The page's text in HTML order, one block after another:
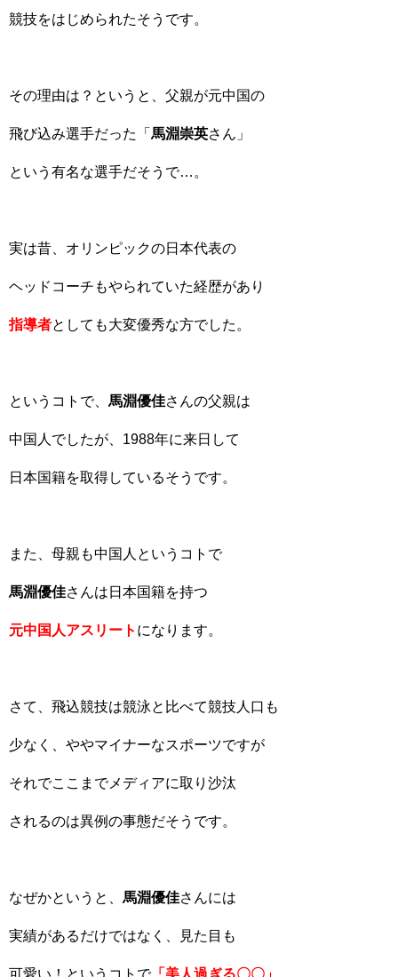
競技をはじめられたそうです。
その理由は？というと、父親が元中国の
飛び込み選手だった「 馬淵崇英さん」
という有名な選手だそうで…。
実は昔、オリンピックの日本代表の
ヘッドコーチもやられていた経歴があり
指導者としても大変優秀な方でした。
というコトで、 馬淵優佳さんの父親は
中国人でしたが、1988年に来日して
日本国籍を取得しているそうです。
また、母親も中国人というコトで
馬淵優佳さんは日本国籍を持つ
元中国人アスリート になります。
さて、飛込競技は競泳と比べて競技人口も
少なく、ややマイナーなスポーツですが
それでここまでメディアに取り沙汰
されるのは異例の事態だそうです。
なぜかというと、 馬淵優佳さんには
実績があるだけではなく、見た目も
可愛い！というコトで「美人過ぎる〇〇」